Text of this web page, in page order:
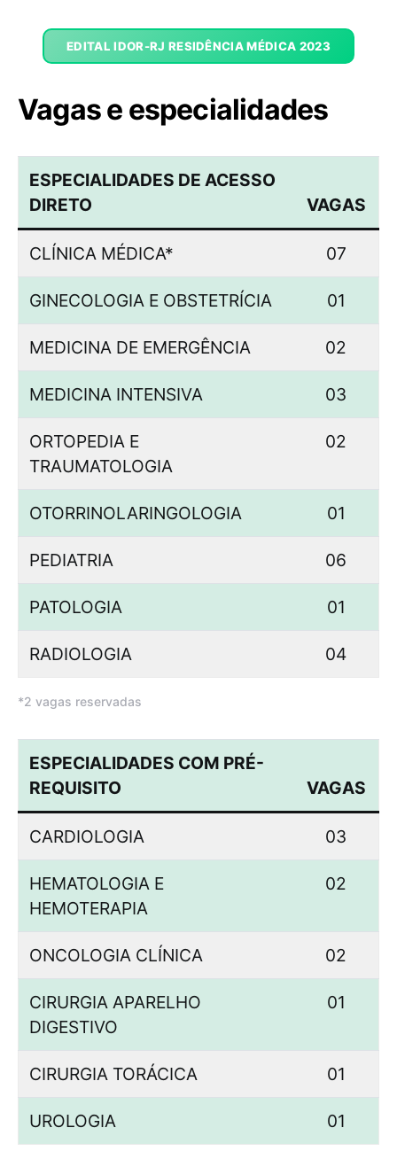
EDITAL IDOR-RJ RESIDÊNCIA MÉDICA 2023
Vagas e especialidades
ESPECIALIDADES DE ACESSO
DIRETO
VAGAS
CLÍNICA MÉDICA* 07
GINECOLOGIA E OBSTETRÍCIA 01
MEDICINA DE EMERGÊNCIA 02
MEDICINA INTENSIVA 03
ORTOPEDIA E
TRAUMATOLOGIA
02
OTORRINOLARINGOLOGIA 01
PEDIATRIA 06
PATOLOGIA 01
RADIOLOGIA 04
*2 vagas reservadas
ESPECIALIDADES COM PRÉ-
REQUISITO
VAGAS
CARDIOLOGIA 03
HEMATOLOGIA E
HEMOTERAPIA
02
ONCOLOGIA CLÍNICA 02
CIRURGIA APARELHO
DIGESTIVO
01
CIRURGIA TORÁCICA 01
UROLOGIA 01